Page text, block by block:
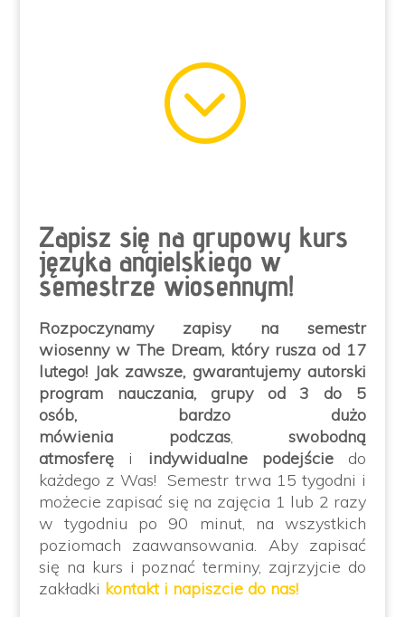
;
Zapisz się na grupowy kurs
języka angielskiego w
semestrze wiosennym!
Rozpoczynamy zapisy na semestr
wiosenny w The Dream, który rusza od 17
lutego! Jak zawsze, gwarantujemy autorski
program nauczania, grupy od 3 do 5
osób,
bardzo dużo
mówienia
podczas,swobodną
atmosferęi indywidualne podejściedo
każdego z Was! Semestr trwa 15 tygodni i
możecie zapisać się na zajęcia 1 lub 2 razy
w tygodniu po 90 minut, na wszystkich
poziomach zaawansowania. Aby zapisać
się na kurs i poznać terminy, zajrzyjcie do
zakładki kontakt i napiszcie do nas!